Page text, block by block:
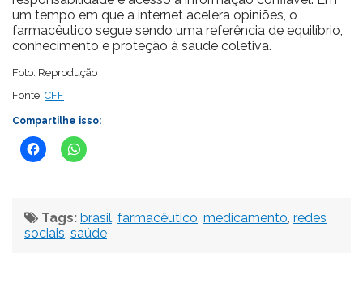
um tempo em que a internet acelera opiniões, o
farmacêutico segue sendo uma referência de equilíbrio,
conhecimento e proteção à saúde coletiva.
Foto: Reprodução
Fonte: CFF
Compartilhe isso:
Tags: brasil farmacêutico medicamento redes
sociais saúde